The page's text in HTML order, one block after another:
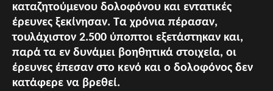
καταζητούμενου δολοφόνου και εντατικές
έρευνες ξεκίνησαν. Τα χρόνια πέρασαν,
τουλάχιστον 2.500 ύποπτοι εξετάστηκαν και,
παρά τα εν δυνάμει βοηθητικά στοιχεία, οι
έρευνες έπεσαν στο κενό και ο δολοφόνος δεν
κατάφερε να βρεθεί.